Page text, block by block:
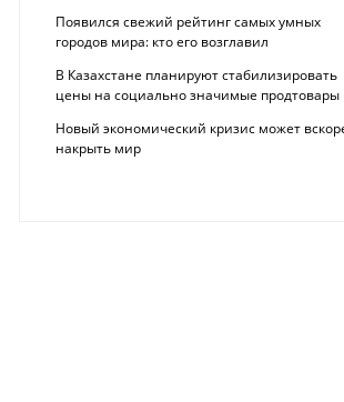
Появился свежий рейтинг самых умных
городов мира: кто его возглавил
В Казахстане планируют стабилизировать
цены на социально значимые продтовары
Новый экономический кризис может
накрыть мир